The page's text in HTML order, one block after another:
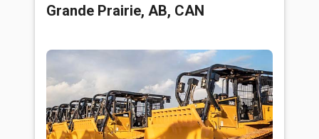
Grande Prairie, AB, CAN